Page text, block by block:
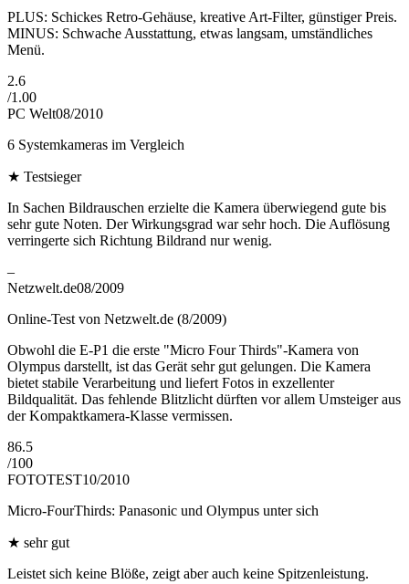
PLUS: Schickes Retro-Gehäuse, kreative Art-Filter, günstiger Preis.
MINUS: Schwache Ausstattung, etwas langsam, umständliches
Menü.
2.6
/1.00
PC Welt08/2010
6 Systemkameras im Vergleich
★ Testsieger
In Sachen Bildrauschen erzielte die Kamera überwiegend gute bis
sehr gute Noten. Der Wirkungsgrad war sehr hoch. Die Auflösung
verringerte sich Richtung Bildrand nur wenig.
–
Netzwelt.de08/2009
Online-Test von Netzwelt.de (8/2009)
Obwohl die E-P1 die erste "Micro Four Thirds"-Kamera von
Olympus darstellt, ist das Gerät sehr gut gelungen. Die Kamera
bietet stabile Verarbeitung und liefert Fotos in exzellenter
Bildqualität. Das fehlende Blitzlicht dürften vor allem Umsteiger aus
der Kompaktkamera-Klasse vermissen.
86.5
/100
FOTOTEST10/2010
Micro-FourThirds: Panasonic und Olympus unter sich
★ sehr gut
Leistet sich keine Blöße, zeigt aber auch keine Spitzenleistung.